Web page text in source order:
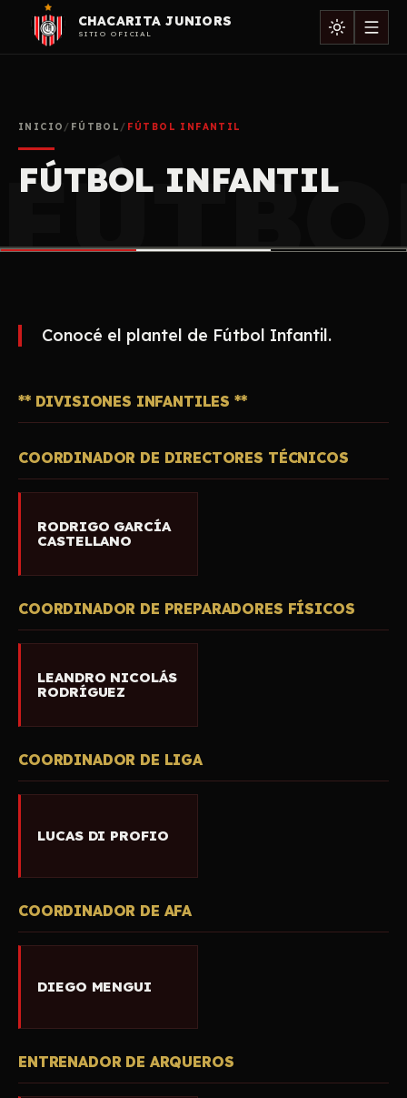
CHACARITA JUNIORS
SITIO OFICIAL
INICIO / FÚTBOL / FÚTBOL INFANTIL
FÚTBOL INFANTIL
Conocé el plantel de Fútbol Infantil.
** DIVISIONES INFANTILES **
COORDINADOR DE DIRECTORES TÉCNICOS
RODRIGO GARCÍA
CASTELLANO
COORDINADOR DE PREPARADORES FÍSICOS
LEANDRO NICOLÁS
RODRÍGUEZ
COORDINADOR DE LIGA
LUCAS DI PROFIO
COORDINADOR DE AFA
DIEGO MENGUI
ENTRENADOR DE ARQUEROS